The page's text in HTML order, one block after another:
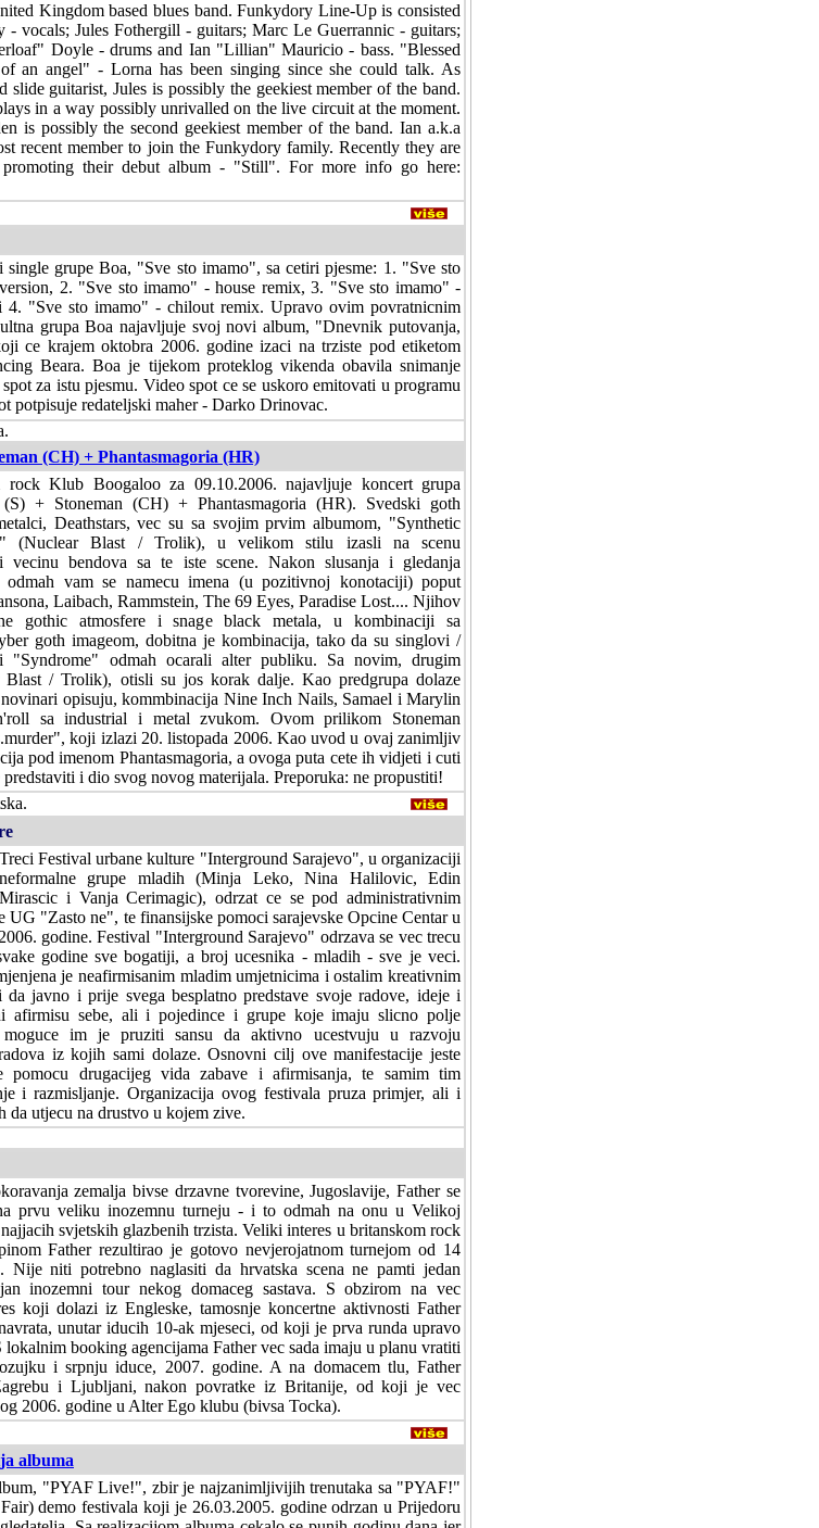
Kingdom based blues band. Funkydory Line-Up is consisted
- vocals; Jules Fothergill - guitars; Marc Le Guerrannic - guitars;
Doyle - drums and Ian "Lillian" Mauricio - bass. "Blessed
an angel" - Lorna has been singing since she could talk. As
slide guitarist, Jules is possibly the geekiest member of the band.
in a way possibly unrivalled on the live circuit at the moment.
is possibly the second geekiest member of the band. Ian a.k.a
recent member to join the Funkydory family. Recently they are
promoting their debut album - "Still". For more info go here:
grupe Boa, "Sve sto imamo", sa cetiri pjesme: 1. "Sve sto
2. "Sve sto imamo" - house remix, 3. "Sve sto imamo" -
4. "Sve sto imamo" - chilout remix. Upravo ovim povratnicnim
grupa Boa najavljuje svoj novi album, "Dnevnik putovanja,
ce krajem oktobra 2006. godine izaci na trziste pod etiketom
Beara. Boa je tijekom proteklog vikenda obavila snimanje
za istu pjesmu. Video spot ce se uskoro emitovati u programu
potpisuje redateljski maher - Darko Drinovac.
(CH) + Phantasmagoria (HR)
rock Klub Boogaloo za 09.10.2006. najavljuje koncert grupa
(S) + Stoneman (CH) + Phantasmagoria (HR). Svedski goth
Deathstars, vec su sa svojim prvim albumom, "Synthetic
(Nuclear Blast / Trolik), u velikom stilu izasli na scenu
vecinu bendova sa te iste scene. Nakon slusanja i gledanja
odmah vam se namecu imena (u pozitivnoj konotaciji) poput
Laibach, Rammstein, The 69 Eyes, Paradise Lost.... Njihov
gothic atmosfere i snage black metala, u kombinaciji sa
goth imageom, dobitna je kombinacija, tako da su singlovi /
"Syndrome" odmah ocarali alter publiku. Sa novim, drugim
/ Trolik), otisli su jos korak dalje. Kao predgrupa dolaze
opisuju, kommbinacija Nine Inch Nails, Samael i Marylin
sa industrial i metal zvukom. Ovom prilikom Stoneman
koji izlazi 20. listopada 2006. Kao uvod u ovaj zanimljiv
pod imenom Phantasmagoria, a ovoga puta cete ih vidjeti i cuti
i dio svog novog materijala. Preporuka: ne propustiti!
Treci Festival urbane kulture "Interground Sarajevo", u organizaciji
neformalne grupe mladih (Minja Leko, Nina Halilovic, Edin
Mirascic i Vanja Cerimagic), odrzat ce se pod administrativnim
"Zasto ne", te finansijske pomoci sarajevske Opcine Centar u
godine. Festival "Interground Sarajevo" odrzava se vec trecu
godine sve bogatiji, a broj ucesnika - mladih - sve je veci.
je neafirmisanim mladim umjetnicima i ostalim kreativnim
javno i prije svega besplatno predstave svoje radove, ideje i
afirmisu sebe, ali i pojedince i grupe koje imaju slicno polje
moguce im je pruziti sansu da aktivno ucestvuju u razvoju
iz kojih sami dolaze. Osnovni cilj ove manifestacije jeste
pomocu drugacijeg vida zabave i afirmisanja, te samim tim
i razmisljanje. Organizacija ovog festivala pruza primjer, ali i
da utjecu na drustvo u kojem zive.
zemalja bivse drzavne tvorevine, Jugoslavije, Father se
prvu veliku inozemnu turneju - i to odmah na onu u Velikoj
svjetskih glazbenih trzista. Veliki interes u britanskom rock
Father rezultirao je gotovo nevjerojatnom turnejom od 14
Nije niti potrebno naglasiti da hrvatska scena ne pamti jedan
inozemni tour nekog domaceg sastava. S obzirom na vec
koji dolazi iz Engleske, tamosnje koncertne aktivnosti Father
unutar iducih 10-ak mjeseci, od koji je prva runda upravo
lokalnim booking agencijama Father vec sada imaju u planu vratiti
i srpnju iduce, 2007. godine. A na domacem tlu, Father
i Ljubljani, nakon povratke iz Britanije, od koji je vec
2006. godine u Alter Ego klubu (bivsa Tocka).
albuma
"PYAF Live!", zbir je najzanimljivijih trenutaka sa "PYAF!"
demo festivala koji je 26.03.2005. godine odrzan u Prijedoru